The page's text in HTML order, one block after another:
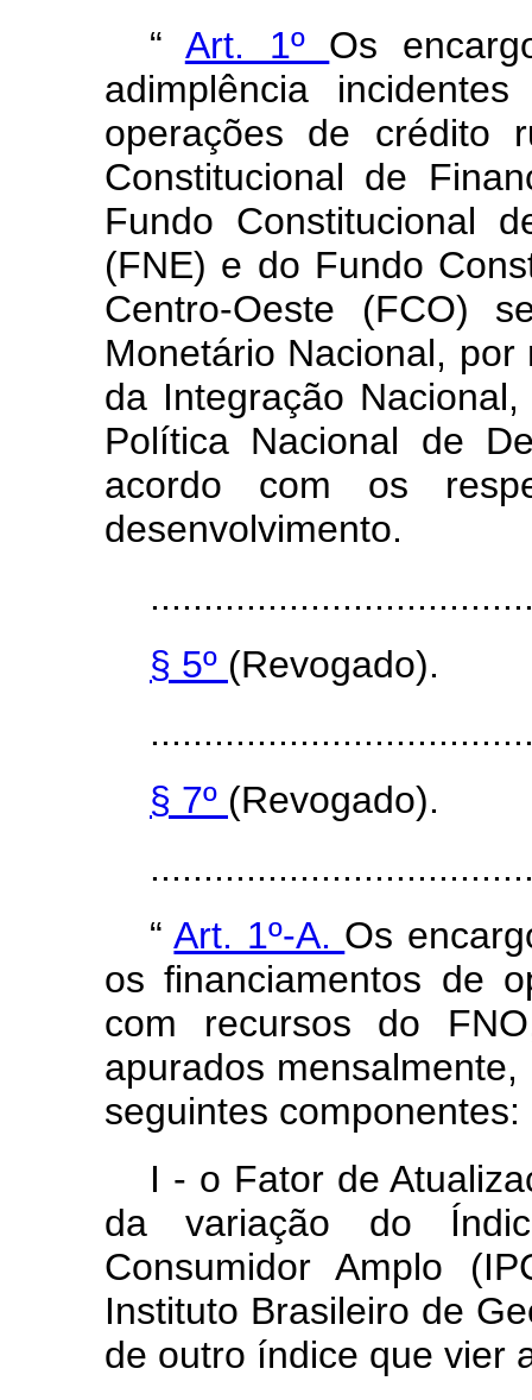
“ Art. 1º Os
adimplência
operações de crédito
Constitucional de
Fundo Constitucional
(FNE) e do Fundo
Centro-Oeste (FCO)
Monetário Nacional,
da Integração
Política Nacional de
acordo com os
desenvolvimento.
§ 5º (Revogado).
§ 7º (Revogado).
“Art. 1º-A. Os
os financiamentos de
com recursos do
apurados mensalmente,
seguintes componentes:
I - o Fator de
da variação do
Consumidor Amplo
Instituto Brasileiro de
de outro índice que vier